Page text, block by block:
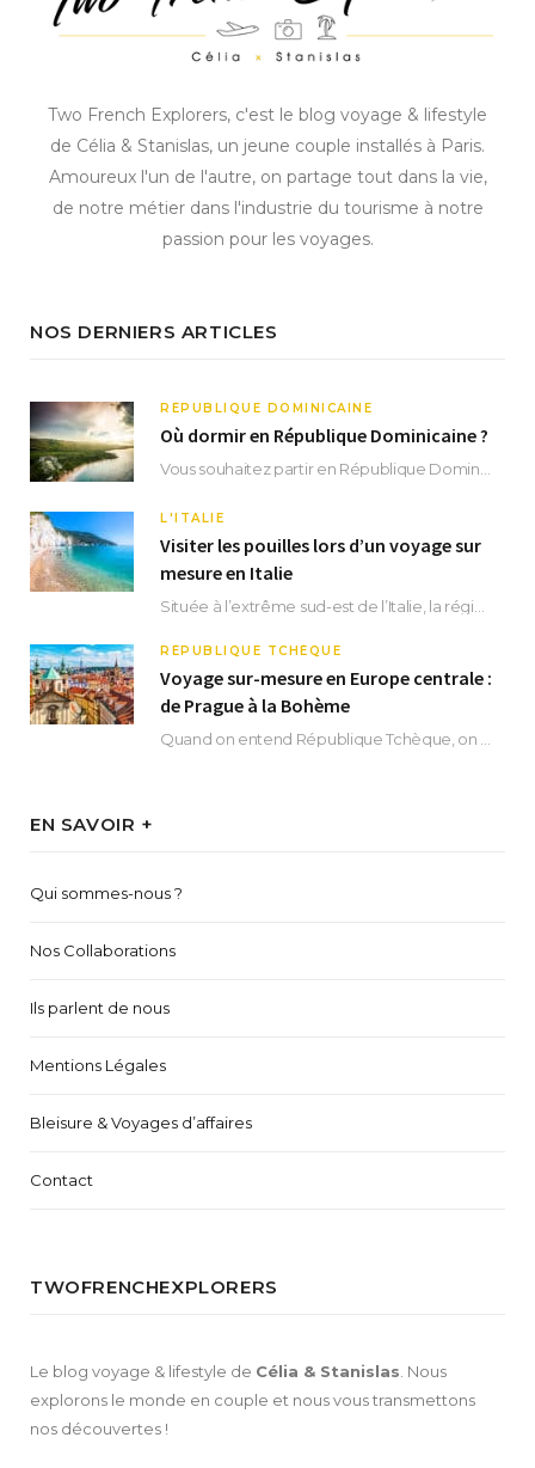
Two French Explorers, c'est le blog voyage & lifestyle
de Célia & Stanislas, un jeune couple installés à Paris.
Amoureux l'un de l'autre, on partage tout dans la vie,
de notre métier dans l'industrie du tourisme à notre
passion pour les voyages.
NOS DERNIERS ARTICLES
RÉPUBLIQUE DOMINICAINE
Où dormir en République Dominicaine ?
L'ITALIE
Visiter les pouilles lors d’un voyage sur
mesure en Italie
RÉPUBLIQUE TCHÈQUE
Voyage sur-mesure en Europe centrale :
de Prague à la Bohème
EN SAVOIR +
Qui sommes-nous ?
Nos Collaborations
Ils parlent de nous
Mentions Légales
Bleisure & Voyages d’affaires
Contact
TWOFRENCHEXPLORERS
Le blog voyage & lifestyle de Célia & Stanislas . Nous
explorons le monde en couple et nous vous transmettons
nos découvertes !